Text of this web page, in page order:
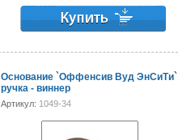
Основание `Оффенсив Вуд ЭнСиТи`
ручка - виннер
Артикул: 1049-34